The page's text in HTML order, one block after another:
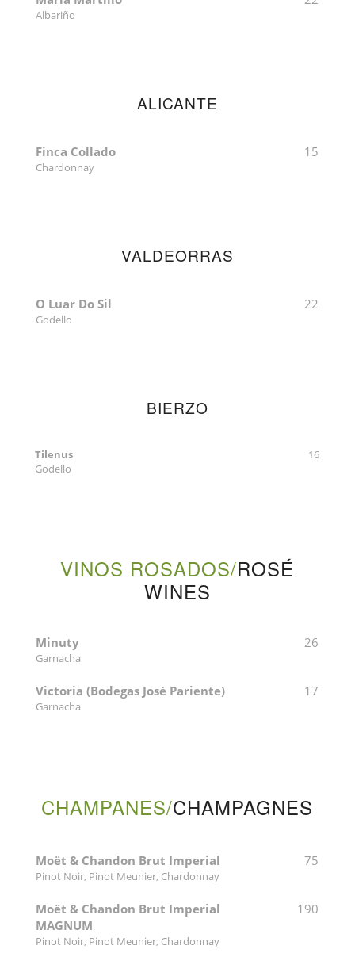
Albariño
ALICANTE
Finca Collado
Chardonnay
15
VALDEORRAS
O Luar Do Sil
Godello
22
BIERZO
Tilenus
Godello
16
VINOS ROSADOS/ROSÉ
WINES
Minuty
Garnacha
26
Victoria (Bodegas José Pariente)
Garnacha
17
CHAMPANES/CHAMPAGNES
Moët & Chandon Brut Imperial
Pinot Noir, Pinot Meunier, Chardonnay
75
Moët & Chandon Brut Imperial
MAGNUM
Pinot Noir, Pinot Meunier, Chardonnay
190